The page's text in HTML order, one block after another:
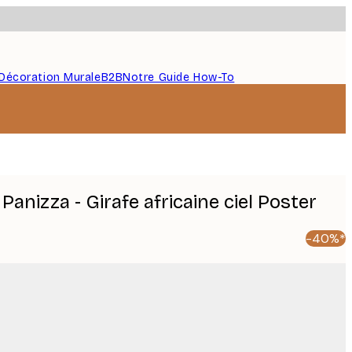
MuraleB2BNotre Guide How-To
- Girafe africaine ciel Poster
-40%*